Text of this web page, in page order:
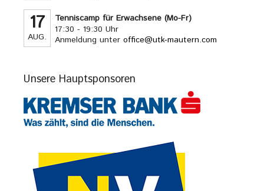
17
AUG.
Tenniscamp für Erwachsene (Mo-Fr)
17:30 - 19:30 Uhr
Anmeldung unteroffice@utk-mautern.com
Unsere Hauptsponsoren